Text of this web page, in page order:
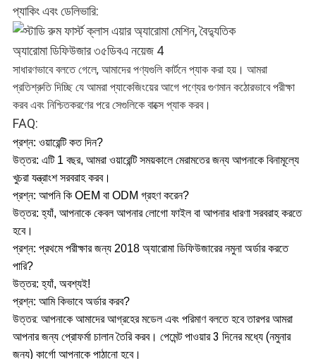
প্যাকিং এবং ডেলিভারি:
সাধারণভাবে বলতে গেলে, আমাদের পণ্যগুলি কার্টনে প্যাক করা হয়। আমরা
প্রতিশ্রুতি দিচ্ছি যে আমরা প্যাকেজিংয়ের আগে পণ্যের গুণমান কঠোরভাবে পরীক্ষা
করব এবং নিশ্চিতকরণের পরে সেগুলিকে বাক্সে প্যাক করব।
FAQ:
প্রশ্ন: ওয়ারেন্টি কত দিন?
উত্তর: এটি 1 বছর, আমরা ওয়ারেন্টি সময়কালে মেরামতের জন্য আপনাকে বিনামূল্যে
খুচরা যন্ত্রাংশ সরবরাহ করব।
প্রশ্ন: আপনি কি OEM বা ODM গ্রহণ করেন?
উত্তর: হ্যাঁ, আপনাকে কেবল আপনার লোগো ফাইল বা আপনার ধারণা সরবরাহ করতে
হবে।
প্রশ্ন: প্রথমে পরীক্ষার জন্য 2018 অ্যারোমা ডিফিউজারের নমুনা অর্ডার করতে
পারি?
উত্তর: হ্যাঁ, অবশ্যই!
প্রশ্ন: আমি কিভাবে অর্ডার করব?
উত্তর: আপনাকে আমাদের আগ্রহের মডেল এবং পরিমাণ বলতে হবে তারপর আমরা
আপনার জন্য প্রোফর্মা চালান তৈরি করব। পেমেন্ট পাওয়ার 3 দিনের মধ্যে (নমুনার
জন্য) কার্গো আপনাকে পাঠানো হবে।